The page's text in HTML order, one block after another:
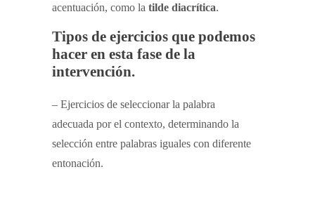
acentuación, como la tilde diacrítica.
Tipos de ejercicios que podemos
hacer en esta fase de la
intervención.
– Ejercicios de seleccionar la palabra
adecuada por el contexto, determinando la
selección entre palabras iguales con diferente
entonación.